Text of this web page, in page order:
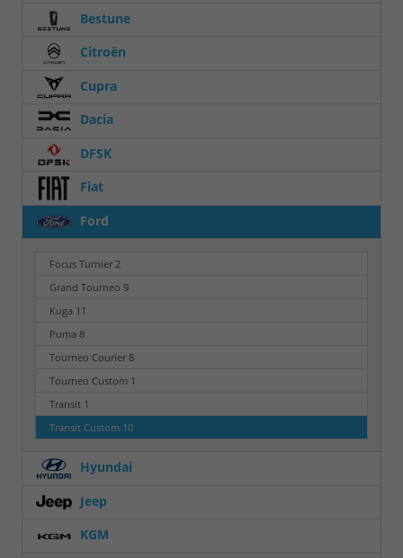
Bestune
Citroën
Cupra
Dacia
DFSK
Fiat
Ford
Focus Turnier 2
Grand Tourneo 9
Kuga 11
Puma 8
Tourneo Courier 8
Tourneo Custom 1
Transit 1
Transit Custom 10
Hyundai
Jeep
KGM